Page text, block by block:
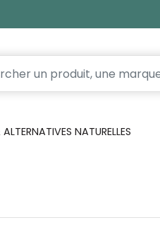
NATURELLES